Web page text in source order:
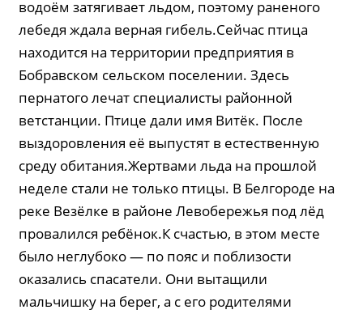
водоём затягивает льдом, поэтому раненого
лебедя ждала верная гибель.Сейчас птица
находится на территории предприятия в
Бобравском сельском поселении. Здесь
пернатого лечат специалисты районной
ветстанции. Птице дали имя Витёк. После
выздоровления её выпустят в естественную
среду обитания.Жертвами льда на прошлой
неделе стали не только птицы. В Белгороде на
реке Везёлке в районе Левобережья под лёд
провалился ребёнок.К счастью, в этом месте
было неглубоко — по пояс и поблизости
оказались спасатели. Они вытащили
мальчишку на берег, а с его родителями